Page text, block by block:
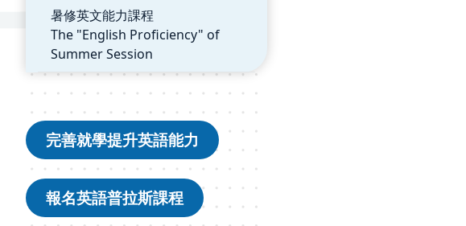
暑修英文能力課程
The "English Proficiency" of
Summer Session
完善就學提升英語能力
報名英語普拉斯課程